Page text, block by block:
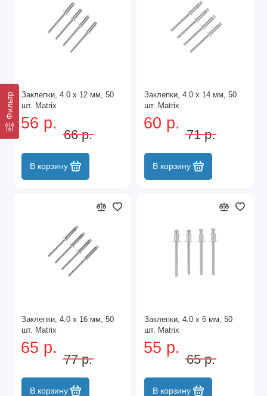
Фильтр
Заклепки, 4.0 х 12 мм, 50
шт. Matrix
56 р.
66 р.
В корзину
Заклепки, 4.0 х 14 мм, 50
шт. Matrix
60 р.
71 р.
В корзину
Заклепки, 4.0 х 16 мм, 50
шт. Matrix
65 р.
77 р.
В корзину
Заклепки, 4.0 х 6 мм, 50
шт. Matrix
55 р.
65 р.
В корзину